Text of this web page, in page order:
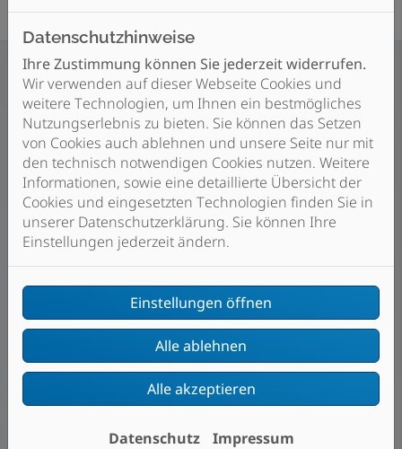
Mehr Maßnahmen – höhere
Förderung
Wer mehrere energetische Maßnahmen miteinander
kombiniert, kann einen höheren Effizienzstandard
erreichen und dadurch von attraktiveren
Förderungen profitieren.
Wichtig ist: Die Heizungsförderung macht dabei nur
einen Teil der gesamten Förderung aus, da auch
weitere Sanierungsmaßnahmen berücksichtigt
werden.
So hoch kann Ihre Förderung
ausfallen
Datenschutzhinweise
Ihre Zustimmung können Sie jederzeit widerrufen.
Wir verwenden auf dieser Webseite Cookies und
weitere Technologien, um Ihnen ein bestmögliches
Nutzungserlebnis zu bieten. Sie können das Setzen
von Cookies auch ablehnen und unsere Seite nur mit
den technisch notwendigen Cookies nutzen. Weitere
Informationen, sowie eine detaillierte Übersicht der
Cookies und eingesetzten Technologien finden Sie in
unserer Datenschutzerklärung. Sie können Ihre
Einstellungen jederzeit ändern.
Einstellungen öffnen
Alle ablehnen
Alle akzeptieren
Datenschutz Impressum